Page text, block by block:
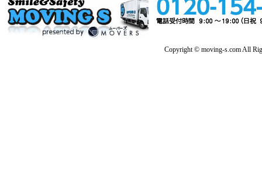
Copyright © moving-s.com All